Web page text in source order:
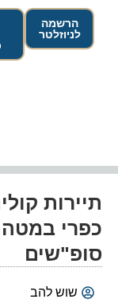
הרשמה
לניוזלטר
תיירות
כפרי במטה
סופ"שים
שוש להב